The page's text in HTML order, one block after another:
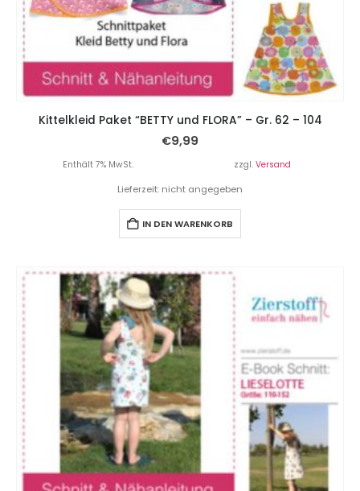
Kittelkleid Paket “BETTY und FLORA” – Gr. 62 – 104
€9,99
Enthält 7% MwSt. zzgl. Versand
Lieferzeit: nicht angegeben
IN DEN WARENKORB